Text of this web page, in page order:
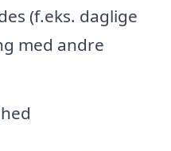
(f.eks. daglige
med andre